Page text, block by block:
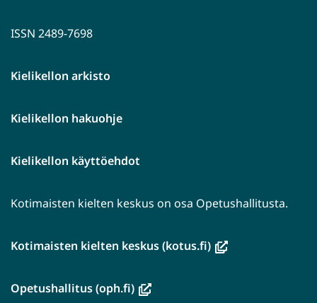
ISSN 2489-7698
Kielikellon arkisto
Kielikellon hakuohje
Kielikellon käyttöehdot
Kotimaisten kielten keskus on osa Opetushallitusta.
Kotimaisten kielten keskus (kotus.fi)(avautuu
Opetushallitus (oph.fi)(avautuu